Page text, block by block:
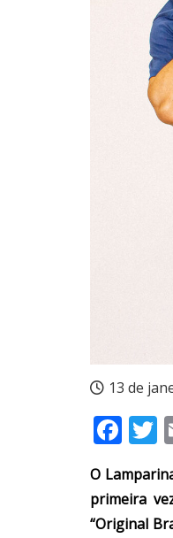
13 de
O
primeira
“Original